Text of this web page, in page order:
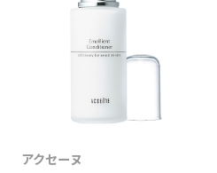
アクセーヌ